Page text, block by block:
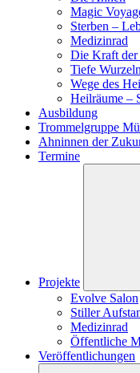
Magic
Sterben –
Medizinrad
Die Kraft der
Tiefe
Wege des
Heilräume –
Ausbildung
Trommelgruppe
Ahninnen der
Termine
Projekte
Evolve Salon
Stiller
Medizinrad
Öffentliche
Veröffentlichungen